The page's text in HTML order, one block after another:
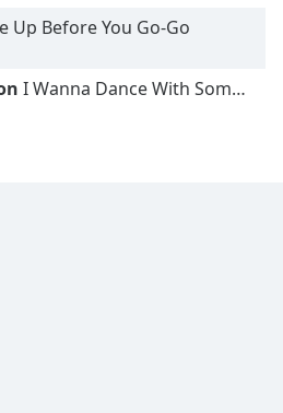
Up Before You Go-Go
I Wanna Dance With Somebody